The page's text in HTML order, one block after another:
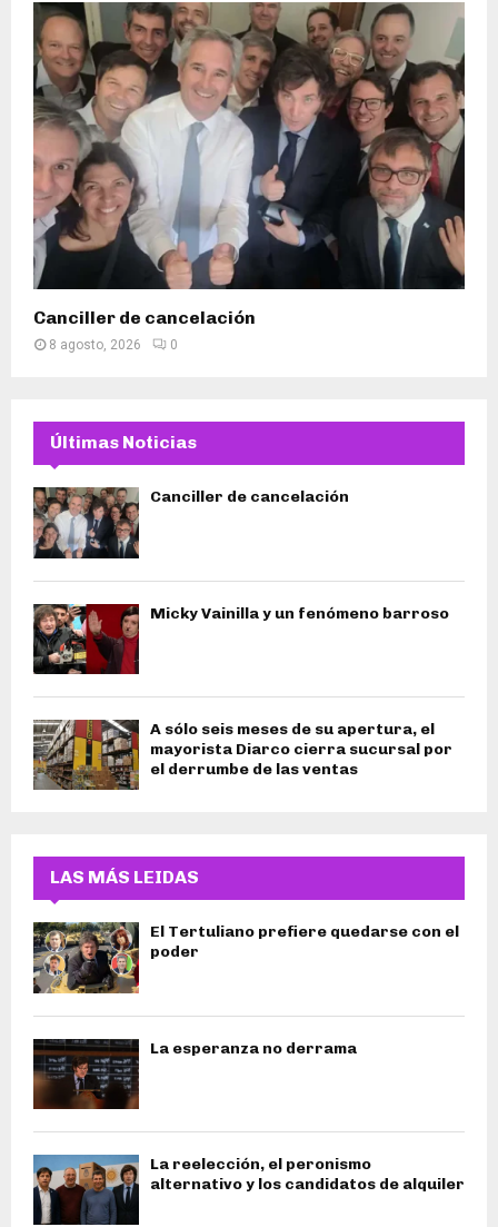
Canciller de cancelación
8 agosto, 2026 0
Últimas Noticias
Canciller de cancelación
Micky Vainilla y un fenómeno barroso
A sólo seis meses de su apertura, el
mayorista Diarco cierra sucursal por
el derrumbe de las ventas
LAS MÁS LEIDAS
El Tertuliano prefiere quedarse con el
poder
La esperanza no derrama
La reelección, el peronismo
alternativo y los candidatos de alquiler